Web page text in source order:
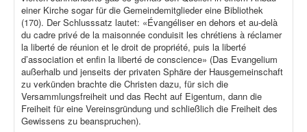
einer Kirche sogar für die Gemeindemitglieder eine Bibliothek
(170). Der Schlusssatz lautet: «Évangéliser en dehors et au-delà
du cadre privé de la maisonnée conduisit les chrétiens à réclamer
la liberté de réunion et le droit de propriété, puis la liberté
d’association et enfin la liberté de conscience» (Das Evangelium
außerhalb und jenseits der privaten Sphäre der Hausgemeinschaft
zu verkünden brachte die Christen dazu, für sich die
Versammlungsfreiheit und das Recht auf Eigentum, dann die
Freiheit für eine Vereinsgründung und schließlich die Freiheit des
Gewissens zu beanspruchen).